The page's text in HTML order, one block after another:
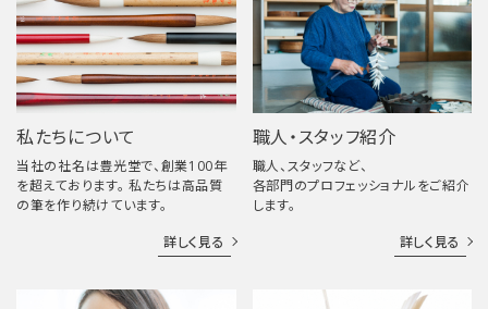
私たちについて
当社の社名は豊光堂で、創業100年
を超えております。 私たちは高品質
の筆を作り続けています。
詳しく見る
職人・スタッフ紹介
職人、スタッフなど、
各部門のプロフェッショナルをご紹介
します。
詳しく見る